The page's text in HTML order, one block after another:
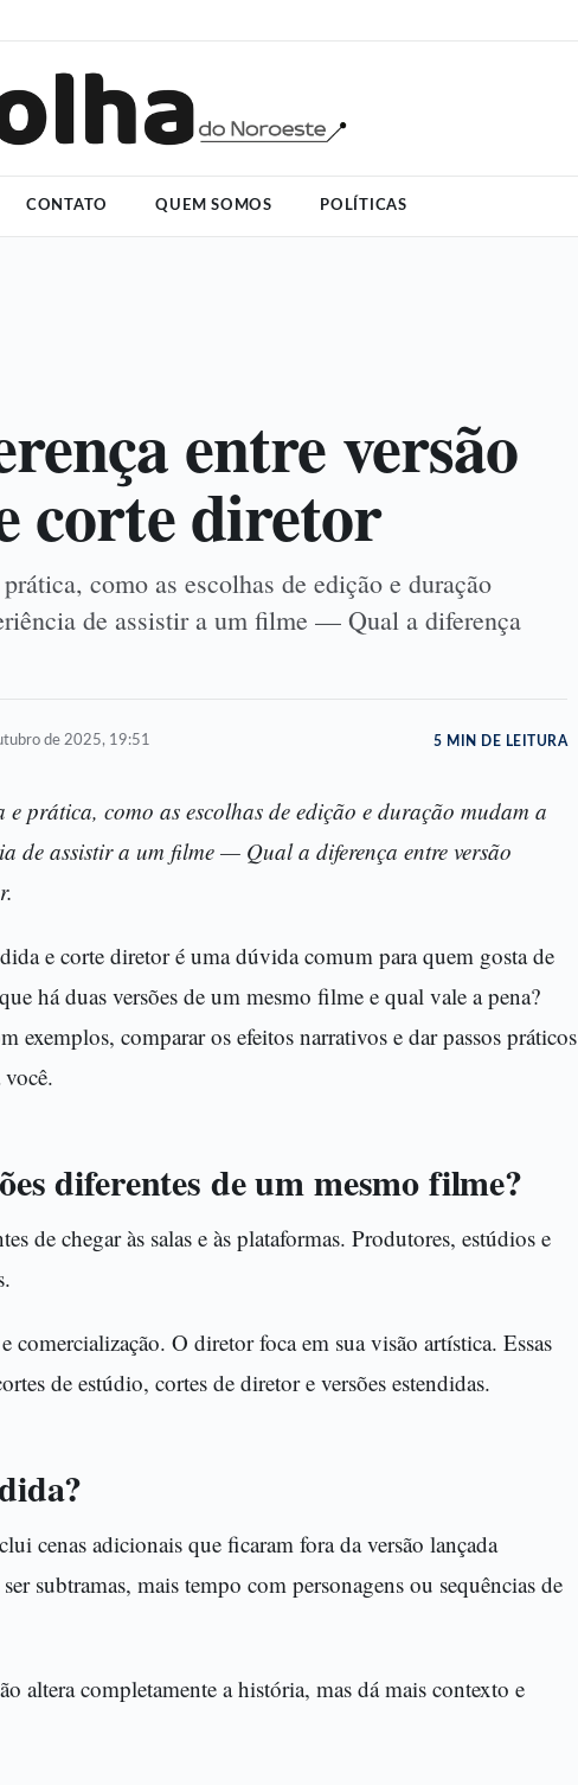
CONTATO QUEM SOMOS POLÍTICAS
entre versão
corte diretor
como as escolhas de edição e duração
de assistir a um filme — Qual a diferença
de 2025, 19:51 5 MIN DE LEITURA
prática, como as escolhas de edição e duração mudam a
de assistir a um filme — Qual a diferença entre versão
e corte diretor é uma dúvida comum para quem gosta de
há duas versões de um mesmo filme e qual vale a pena?
exemplos, comparar os efeitos narrativos e dar passos práticos
diferentes de um mesmo filme?
de chegar às salas e às plataformas. Produtores, estúdios e
comercialização. O diretor foca em sua visão artística. Essas
de estúdio, cortes de diretor e versões estendidas.
cenas adicionais que ficaram fora da versão lançada
subtramas, mais tempo com personagens ou sequências de
altera completamente a história, mas dá mais contexto e